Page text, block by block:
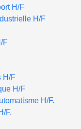
H/F
H/F
F
H/F
H/F
H/F.
F.